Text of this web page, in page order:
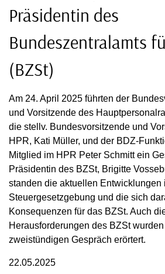
Präsidentin des
Bundeszentralamts
(BZSt)
Am 24. April 2025 führten der
und Vorsitzende des
die stellv. Bundesvorsitzende und
HPR, Kati Müller, und der BDZ-
Mitglied im HPR Peter Schmitt ein
Präsidentin des BZSt, Brigitte
standen die aktuellen Entwicklungen
Steuergesetzgebung und die sich
Konsequenzen für das BZSt. Auch
Herausforderungen des BZSt
zweistündigen Gespräch erörtert.
22.05.2025